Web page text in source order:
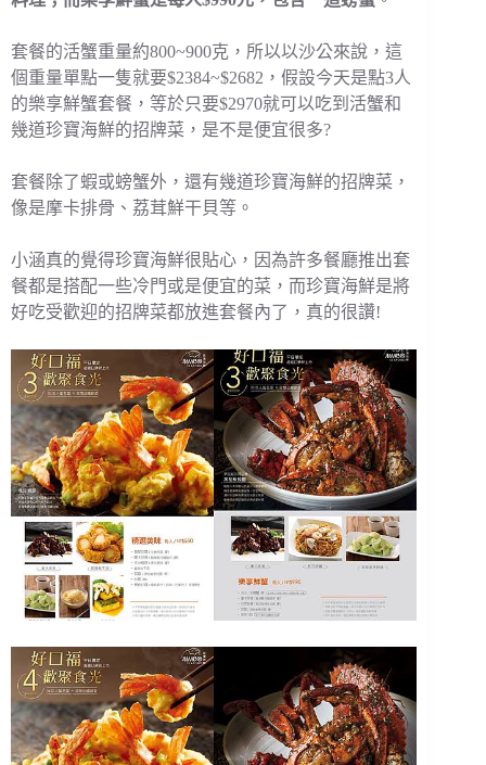
套餐的活蟹重量約800~900克，所以以沙公來說，這
個重量單點一隻就要$2384~$2682，假設今天是點3人
的樂享鮮蟹套餐，等於只要$2970就可以吃到活蟹和
幾道珍寶海鮮的招牌菜，是不是便宜很多?
套餐除了蝦或螃蟹外，還有幾道珍寶海鮮的招牌菜，
像是摩卡排骨、荔茸鮮干貝等。
小涵真的覺得珍寶海鮮很貼心，因為許多餐廳推出套
餐都是搭配一些冷門或是便宜的菜，而珍寶海鮮是將
好吃受歡迎的招牌菜都放進套餐內了，真的很讚!